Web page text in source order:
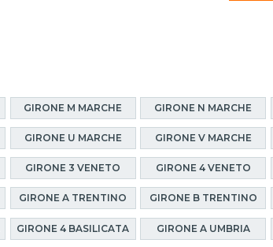
GIRONE M MARCHE GIRONE N MARCHE
GIRONE U MARCHE GIRONE V MARCHE
GIRONE 3 VENETO GIRONE 4 VENETO
GIRONE A TRENTINO GIRONE B TRENTINO
GIRONE 4 BASILICATA GIRONE A UMBRIA